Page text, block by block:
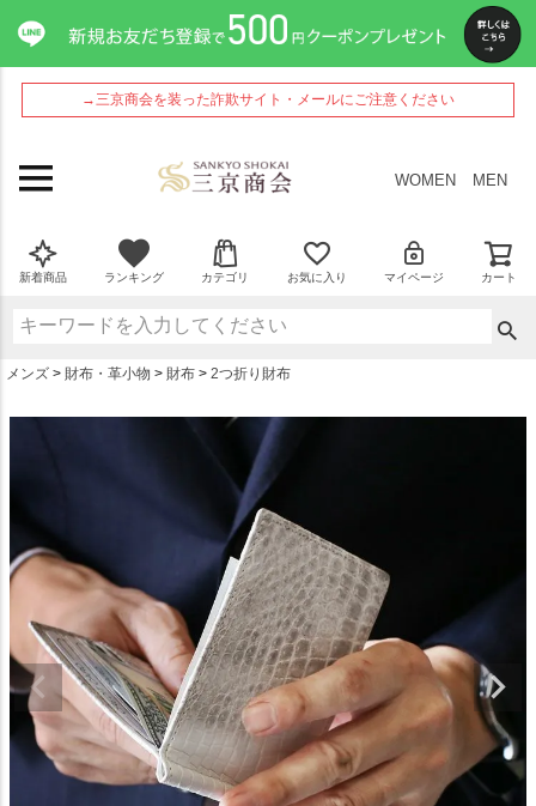
→三京商会を装った詐欺サイト・メールにご注意ください
WOMEN MEN
新着商品 ランキング カテゴリ お気に入り マイページ カート
メンズ 財布・革小物 財布 2つ折り財布
ペー
ジト
ップ
へ